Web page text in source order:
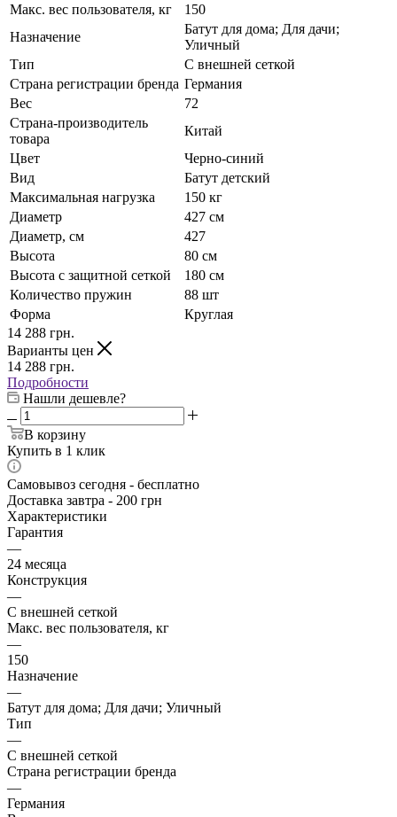
Макс. вес пользователя, кг
150
Назначение
Батут для дома; Для дачи;
Уличный
Тип
С внешней сеткой
Страна регистрации бренда Германия
Вес
72
Страна-производитель
товара
Китай
Цвет
Черно-синий
Вид
Батут детский
Максимальная нагрузка
150 кг
Диаметр
427 см
Диаметр, см
427
Высота
80 см
Высота с защитной сеткой
180 см
Количество пружин
88 шт
Форма
Круглая
14 288 грн.
Варианты цен
14 288 грн.
Подробности
Нашли дешевле?
В корзину
Купить в 1 клик
Самовывоз сегодня - бесплатно
Доставка завтра - 200 грн
Характеристики
Гарантия
—
24 месяца
Конструкция
—
С внешней сеткой
Макс. вес пользователя, кг
—
150
Назначение
—
Батут для дома; Для дачи; Уличный
Тип
—
С внешней сеткой
Страна регистрации бренда
—
Германия